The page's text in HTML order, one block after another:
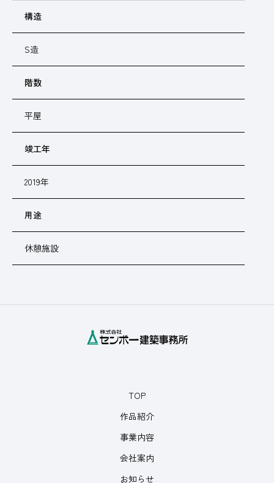
構造
S造
階数
平屋
竣工年
2019年
用途
休憩施設
TOP
作品紹介
事業内容
会社案内
お知らせ